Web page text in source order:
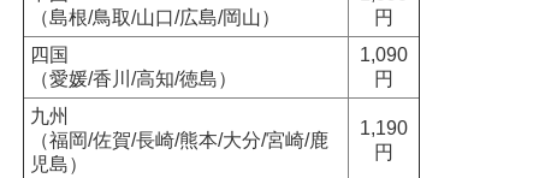
（島根/鳥取/山口/広島/岡山）
円
四国
（愛媛/香川/高知/徳島）
1,090
円
九州
（福岡/佐賀/長崎/熊本/大分/宮崎/鹿
児島）
1,190
円